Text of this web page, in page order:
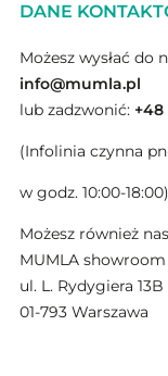
DANE
Możesz wysłać do
info@mumla.pl
lub zadzwonić: +48
(Infolinia czynna
w godz. 10:00-18:00)
Możesz również
MUMLA showroom
ul. L. Rydygiera
01-793 Warszawa